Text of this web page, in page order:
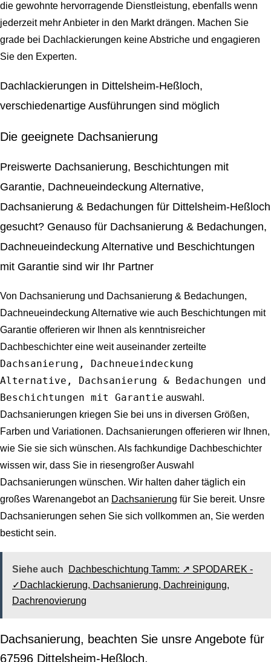
die gewohnte hervorragende Dienstleistung, ebenfalls wenn
jederzeit mehr Anbieter in den Markt drängen. Machen Sie
grade bei Dachlackierungen keine Abstriche und engagieren
Sie den Experten.
Dachlackierungen in Dittelsheim-Heßloch,
verschiedenartige Ausführungen sind möglich
Die geeignete Dachsanierung
Preiswerte Dachsanierung, Beschichtungen mit
Garantie, Dachneueindeckung Alternative,
Dachsanierung & Bedachungen für Dittelsheim-Heßloch
gesucht? Genauso für Dachsanierung & Bedachungen,
Dachneueindeckung Alternative und Beschichtungen
mit Garantie sind wir Ihr Partner
Von Dachsanierung und Dachsanierung & Bedachungen,
Dachneueindeckung Alternative wie auch Beschichtungen mit
Garantie offerieren wir Ihnen als kenntnisreicher
Dachbeschichter eine weit auseinander zerteilte
Dachsanierung, Dachneueindeckung
Alternative, Dachsanierung & Bedachungen und
Beschichtungen mit Garantie auswahl.
Dachsanierungen kriegen Sie bei uns in diversen Größen,
Farben und Variationen. Dachsanierungen offerieren wir Ihnen,
wie Sie sie sich wünschen. Als fachkundige Dachbeschichter
wissen wir, dass Sie in riesengroßer Auswahl
Dachsanierungen wünschen. Wir halten daher täglich ein
großes Warenangebot an Dachsanierung für Sie bereit. Unsre
Dachsanierungen sehen Sie sich vollkommen an, Sie werden
besticht sein.
Siehe auch
Dachbeschichtung Tamm: ↗️ SPODAREK -
✓Dachlackierung, Dachsanierung, Dachreinigung,
Dachrenovierung
Dachsanierung, beachten Sie unsre Angebote für
67596 Dittelsheim-Heßloch.